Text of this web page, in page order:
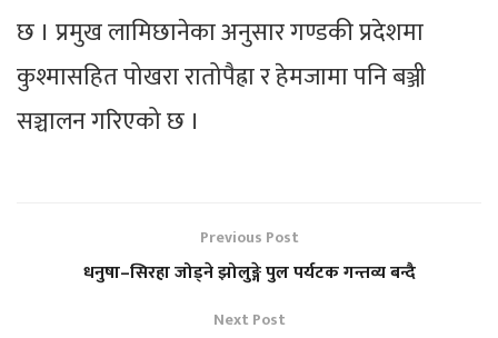
छ । प्रमुख लामिछानेका अनुसार गण्डकी प्रदेशमा
कुश्मासहित पोखरा रातोपैह्रा र हेमजामा पनि बञ्जी
सञ्चालन गरिएको छ ।
Previous Post
धनुषा–सिरहा जोड्ने झोलुङ्गे पुल पर्यटक गन्तव्य बन्दै
Next Post